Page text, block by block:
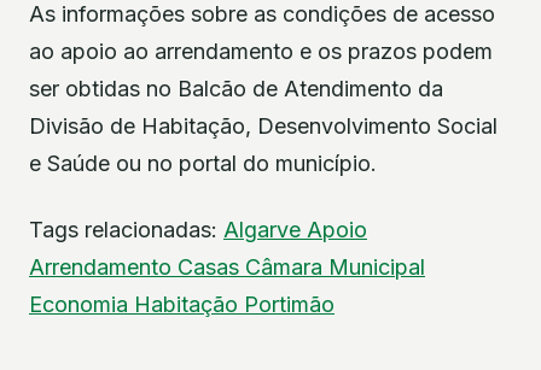
As informações sobre as condições de acesso
ao apoio ao arrendamento e os prazos podem
ser obtidas no Balcão de Atendimento da
Divisão de Habitação, Desenvolvimento Social
e Saúde ou no portal do município.
Tags relacionadas: Algarve Apoio
Arrendamento Casas Câmara Municipal
Economia Habitação Portimão